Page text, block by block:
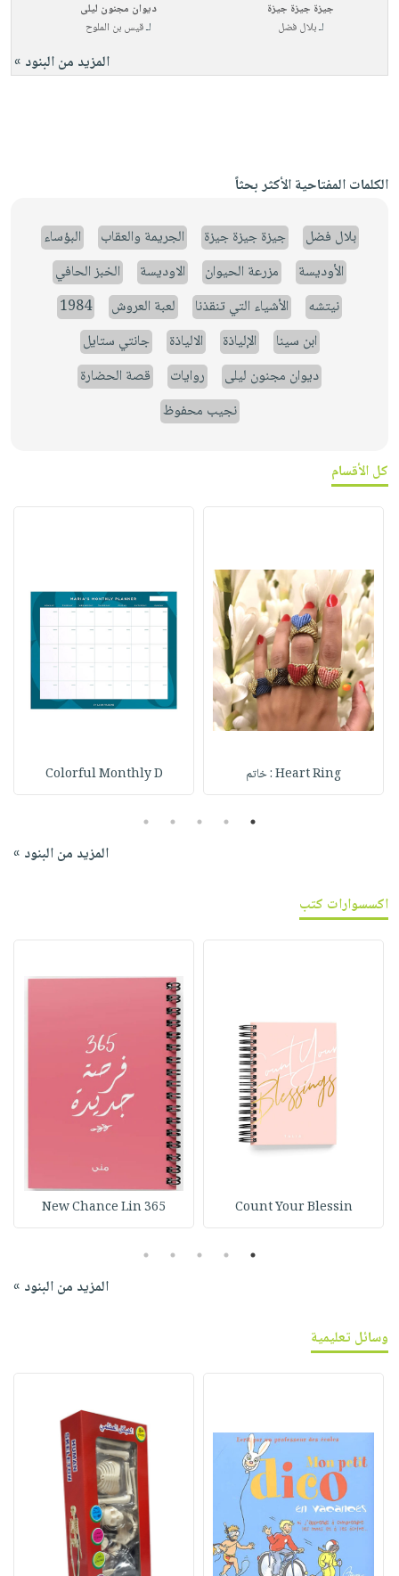
جيزة جيزة جيزة
لـبلال فضل
ديوان مجنون ليلى
لـقيس بن الملوح
المزيد من البنود »
الكلمات المفتاحية الأكثر بحثاً
بلال فضل جيزة جيزة جيزة الجريمة والعقاب
البؤساء
الأوديسة
مزرعة الحيوان الاوديسة
الخبز الحافي
نيتشه
الأشياء التي تنقذنا لعبة العروش
1984
ابن سينا
الإلياذة الالياذة
جانتي ستايل
ديوان مجنون ليلى
روايات
قصة الحضارة
نجيب محفوظ
كل الأقسام
Heart Ring : خاتم Colorful Monthly D
1
2
3
4
5
المزيد من البنود »
اكسسوارات كتب
Count Your Blessin
365 New Chance Lin
1
2
3
4
5
المزيد من البنود »
وسائل تعليمية